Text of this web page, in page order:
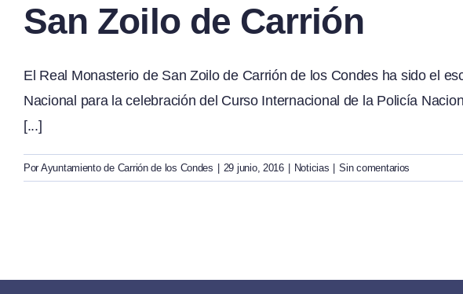
San Zoilo de Carrión
El Real Monasterio de San Zoilo de Carrión de los Condes ha sido el
Nacional para la celebración del Curso Internacional de la Policía
[...]
Por Ayuntamiento de Carrión de los Condes 29 junio, 2016 Noticias Sin comentarios